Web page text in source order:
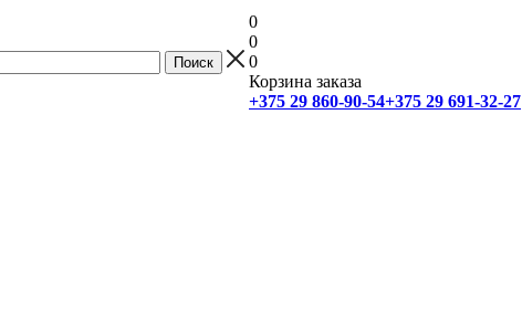
0
0
0
Корзина заказа
+375 29 860-90-54+375 29 691-32-27